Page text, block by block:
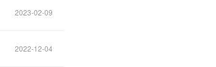
2023-02-09
2022-12-04